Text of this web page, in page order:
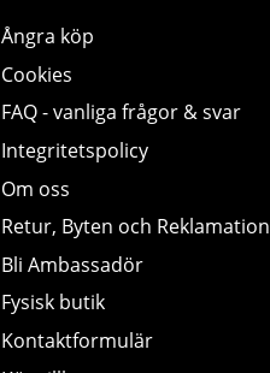
Ångra köp
Cookies
FAQ - vanliga frågor & svar
Integritetspolicy
Om oss
Retur, Byten och Reklamation
Bli Ambassadör
Fysisk butik
Kontaktformulär